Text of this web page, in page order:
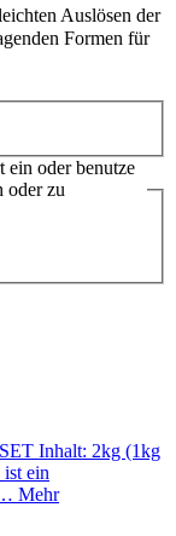
Auslösen der
Formen für
ein oder benutze
oder zu
Inhalt: 2kg (1kg
ein
Mehr